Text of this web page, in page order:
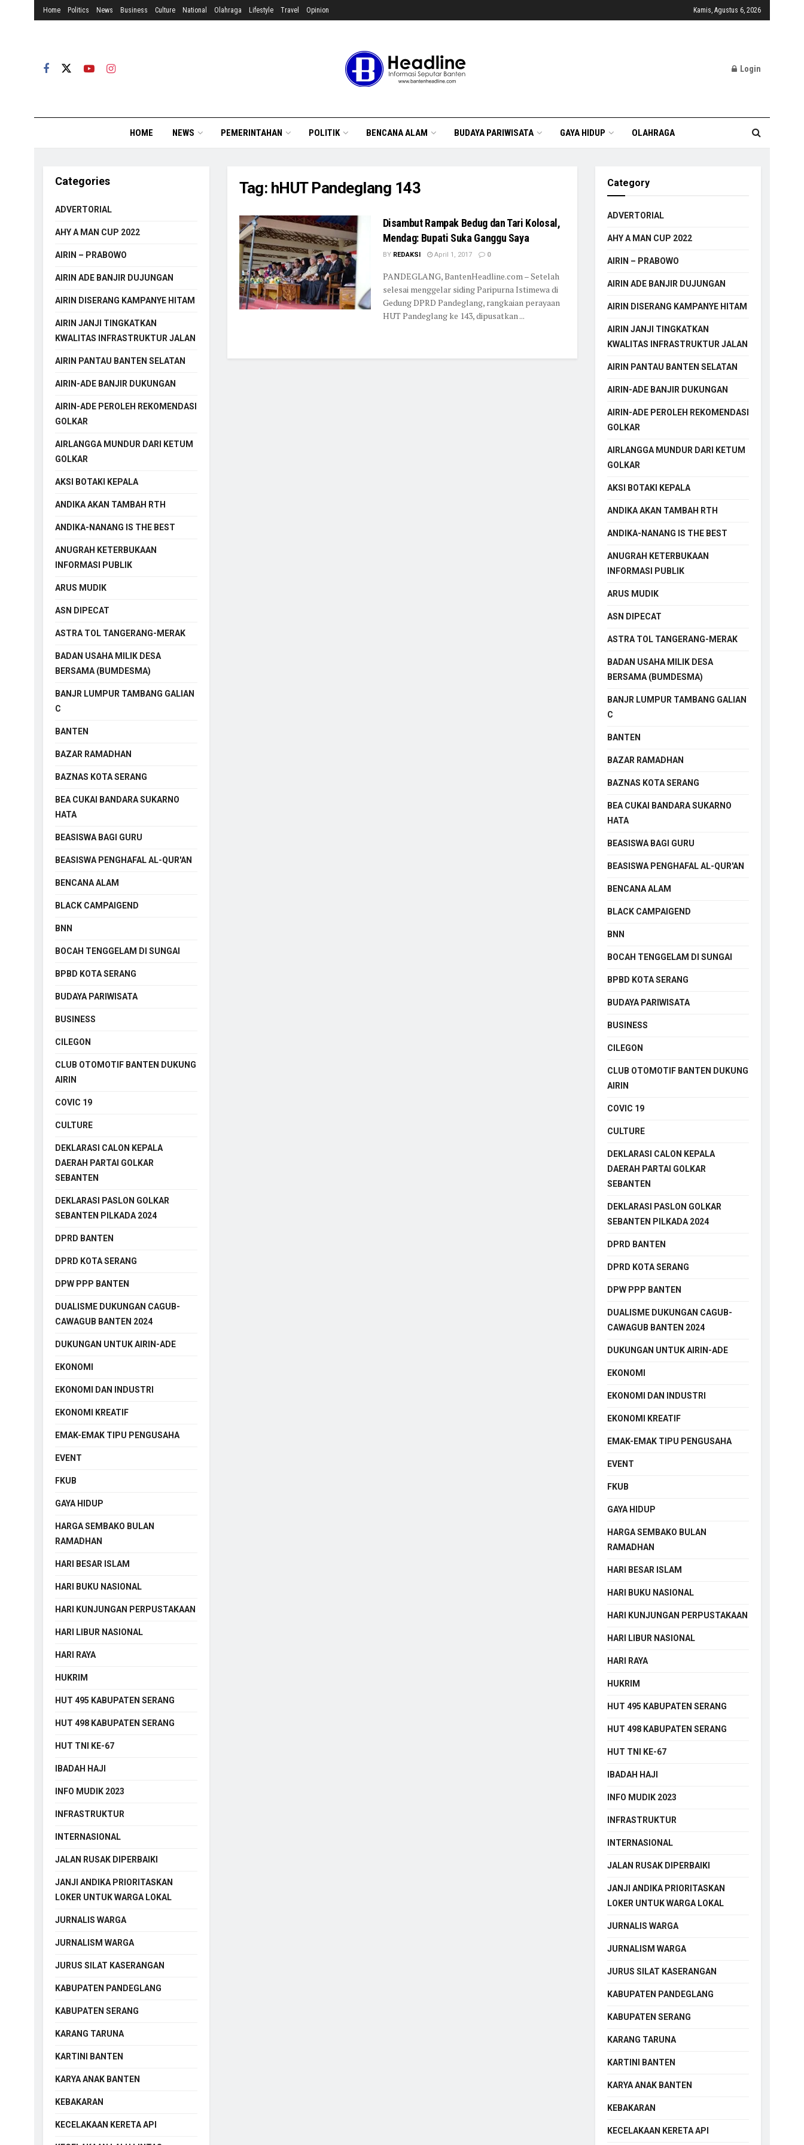
Home Politics News Business Culture National Olahraga Lifestyle Travel Opinion Kamis, Agustus 6, 2026
Login
HOME NEWS PEMERINTAHAN POLITIK BENCANA ALAM BUDAYA PARIWISATA GAYA HIDUP OLAHRAGA
Tag: hHUT Pandeglang 143
Disambut Rampak Bedug dan Tari Kolosal,
Mendag: Bupati Suka Ganggu Saya
BY REDAKSI April 1, 2017 0
PANDEGLANG, BantenHeadline.com – Setelah
selesai menggelar siding Paripurna Istimewa di
Gedung DPRD Pandeglang, rangkaian perayaan
HUT Pandeglang ke 143, dipusatkan ...
Categories
ADVERTORIAL
AHY A MAN CUP 2022
AIRIN – PRABOWO
AIRIN ADE BANJIR DUJUNGAN
AIRIN DISERANG KAMPANYE HITAM
AIRIN JANJI TINGKATKAN
KWALITAS INFRASTRUKTUR JALAN
AIRIN PANTAU BANTEN SELATAN
AIRIN-ADE BANJIR DUKUNGAN
AIRIN-ADE PEROLEH REKOMENDASI
GOLKAR
AIRLANGGA MUNDUR DARI KETUM
GOLKAR
AKSI BOTAKI KEPALA
ANDIKA AKAN TAMBAH RTH
ANDIKA-NANANG IS THE BEST
ANUGRAH KETERBUKAAN
INFORMASI PUBLIK
ARUS MUDIK
ASN DIPECAT
ASTRA TOL TANGERANG-MERAK
BADAN USAHA MILIK DESA
BERSAMA (BUMDESMA)
BANJR LUMPUR TAMBANG GALIAN
C
BANTEN
BAZAR RAMADHAN
BAZNAS KOTA SERANG
BEA CUKAI BANDARA SUKARNO
HATA
BEASISWA BAGI GURU
BEASISWA PENGHAFAL AL-QUR'AN
BENCANA ALAM
BLACK CAMPAIGEND
BNN
BOCAH TENGGELAM DI SUNGAI
BPBD KOTA SERANG
BUDAYA PARIWISATA
BUSINESS
CILEGON
CLUB OTOMOTIF BANTEN DUKUNG
AIRIN
COVIC 19
CULTURE
DEKLARASI CALON KEPALA
DAERAH PARTAI GOLKAR
SEBANTEN
DEKLARASI PASLON GOLKAR
SEBANTEN PILKADA 2024
DPRD BANTEN
DPRD KOTA SERANG
DPW PPP BANTEN
DUALISME DUKUNGAN CAGUB-
CAWAGUB BANTEN 2024
DUKUNGAN UNTUK AIRIN-ADE
EKONOMI
EKONOMI DAN INDUSTRI
EKONOMI KREATIF
EMAK-EMAK TIPU PENGUSAHA
EVENT
FKUB
GAYA HIDUP
HARGA SEMBAKO BULAN
RAMADHAN
HARI BESAR ISLAM
HARI BUKU NASIONAL
HARI KUNJUNGAN PERPUSTAKAAN
HARI LIBUR NASIONAL
HARI RAYA
HUKRIM
HUT 495 KABUPATEN SERANG
HUT 498 KABUPATEN SERANG
HUT TNI KE-67
IBADAH HAJI
INFO MUDIK 2023
INFRASTRUKTUR
INTERNASIONAL
JALAN RUSAK DIPERBAIKI
JANJI ANDIKA PRIORITASKAN
LOKER UNTUK WARGA LOKAL
JURNALIS WARGA
JURNALISM WARGA
JURUS SILAT KASERANGAN
KABUPATEN PANDEGLANG
KABUPATEN SERANG
KARANG TARUNA
KARTINI BANTEN
KARYA ANAK BANTEN
KEBAKARAN
KECELAKAAN KERETA API
Category
ADVERTORIAL
AHY A MAN CUP 2022
AIRIN – PRABOWO
AIRIN ADE BANJIR DUJUNGAN
AIRIN DISERANG KAMPANYE HITAM
AIRIN JANJI TINGKATKAN
KWALITAS INFRASTRUKTUR JALAN
AIRIN PANTAU BANTEN SELATAN
AIRIN-ADE BANJIR DUKUNGAN
AIRIN-ADE PEROLEH REKOMENDASI
GOLKAR
AIRLANGGA MUNDUR DARI KETUM
GOLKAR
AKSI BOTAKI KEPALA
ANDIKA AKAN TAMBAH RTH
ANDIKA-NANANG IS THE BEST
ANUGRAH KETERBUKAAN
INFORMASI PUBLIK
ARUS MUDIK
ASN DIPECAT
ASTRA TOL TANGERANG-MERAK
BADAN USAHA MILIK DESA
BERSAMA (BUMDESMA)
BANJR LUMPUR TAMBANG GALIAN
C
BANTEN
BAZAR RAMADHAN
BAZNAS KOTA SERANG
BEA CUKAI BANDARA SUKARNO
HATA
BEASISWA BAGI GURU
BEASISWA PENGHAFAL AL-QUR'AN
BENCANA ALAM
BLACK CAMPAIGEND
BNN
BOCAH TENGGELAM DI SUNGAI
BPBD KOTA SERANG
BUDAYA PARIWISATA
BUSINESS
CILEGON
CLUB OTOMOTIF BANTEN DUKUNG
AIRIN
COVIC 19
CULTURE
DEKLARASI CALON KEPALA
DAERAH PARTAI GOLKAR
SEBANTEN
DEKLARASI PASLON GOLKAR
SEBANTEN PILKADA 2024
DPRD BANTEN
DPRD KOTA SERANG
DPW PPP BANTEN
DUALISME DUKUNGAN CAGUB-
CAWAGUB BANTEN 2024
DUKUNGAN UNTUK AIRIN-ADE
EKONOMI
EKONOMI DAN INDUSTRI
EKONOMI KREATIF
EMAK-EMAK TIPU PENGUSAHA
EVENT
FKUB
GAYA HIDUP
HARGA SEMBAKO BULAN
RAMADHAN
HARI BESAR ISLAM
HARI BUKU NASIONAL
HARI KUNJUNGAN PERPUSTAKAAN
HARI LIBUR NASIONAL
HARI RAYA
HUKRIM
HUT 495 KABUPATEN SERANG
HUT 498 KABUPATEN SERANG
HUT TNI KE-67
IBADAH HAJI
INFO MUDIK 2023
INFRASTRUKTUR
INTERNASIONAL
JALAN RUSAK DIPERBAIKI
JANJI ANDIKA PRIORITASKAN
LOKER UNTUK WARGA LOKAL
JURNALIS WARGA
JURNALISM WARGA
JURUS SILAT KASERANGAN
KABUPATEN PANDEGLANG
KABUPATEN SERANG
KARANG TARUNA
KARTINI BANTEN
KARYA ANAK BANTEN
KEBAKARAN
KECELAKAAN KERETA API